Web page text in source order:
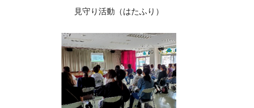
見守り活動（はたふり）